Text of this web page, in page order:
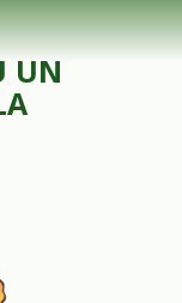
UN